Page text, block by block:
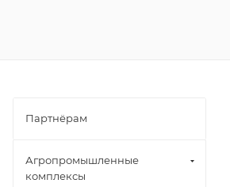
Партнёрам
Агропромышленные
комплексы